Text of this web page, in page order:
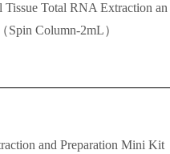
Total RNA Extraction an
Spin Column-2mL）
and Preparation Mini Kit